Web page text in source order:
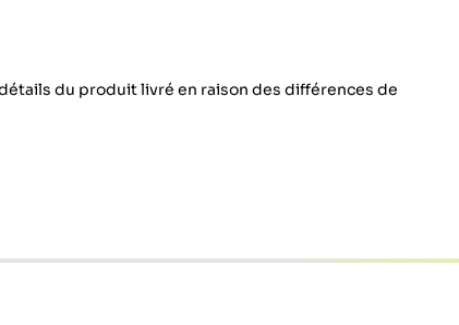
du produit livré en raison des différences de